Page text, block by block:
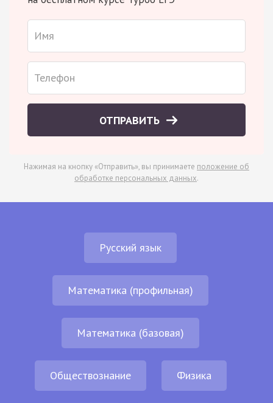
ОТПРАВИТЬ
Нажимая на кнопку «Отправить», вы принимаете положение об
обработке персональных данных.
Русский язык
Математика (профильная)
Математика (базовая)
Обществознание Физика